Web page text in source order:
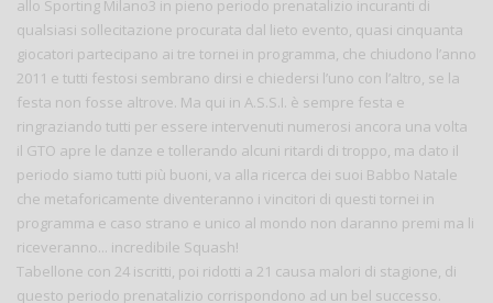
allo Sporting Milano3 in pieno periodo prenatalizio incuranti di
qualsiasi sollecitazione procurata dal lieto evento, quasi cinquanta
giocatori partecipano ai tre tornei in programma, che chiudono l’anno
2011 e tutti festosi sembrano dirsi e chiedersi l’uno con l’altro, se la
festa non fosse altrove. Ma qui in A.S.S.I. è sempre festa e
ringraziando tutti per essere intervenuti numerosi ancora una volta
il GTO apre le danze e tollerando alcuni ritardi di troppo, ma dato il
periodo siamo tutti più buoni, va alla ricerca dei suoi Babbo Natale
che metaforicamente diventeranno i vincitori di questi tornei in
programma e caso strano e unico al mondo non daranno premi ma li
riceveranno... incredibile Squash!
Tabellone con 24 iscritti, poi ridotti a 21 causa malori di stagione, di
questo periodo prenatalizio corrispondono ad un bel successo.